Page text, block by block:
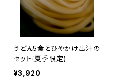
うどん5食とひやかけ出汁の
セット(夏季限定)
¥3,920